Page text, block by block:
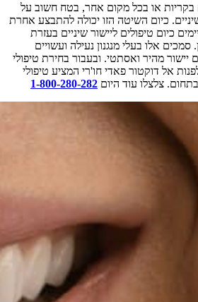
בקריות או בכל מקום אחר, בטח חשוב על
כיום השיטה הזו יכולה להתבצע אחרת
כיום טיפולים ליישור שיניים בעזרת
אלו בעלי מנגנון נעילה ועשויים
יישור מהיר ואסתטי. ובעבור בחירת טיפולי
אל דוקטור פאדי חו'רי המציע טיפולי
צלצלו עוד היום 1-800-280-282